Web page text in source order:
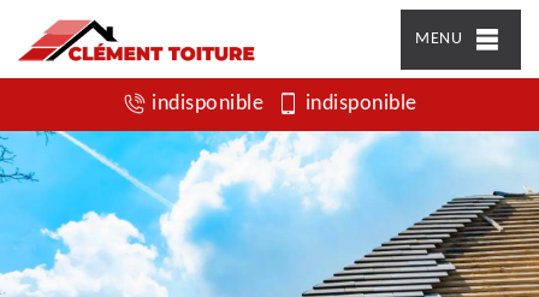
MENU
indisponible indisponible